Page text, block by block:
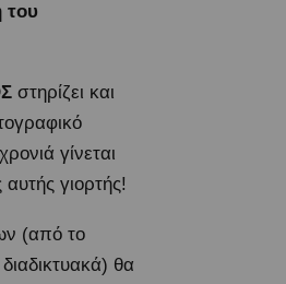
του
στηρίζει και
γίνεται
γιορτής!
(από το
διαδικτυακά) θα